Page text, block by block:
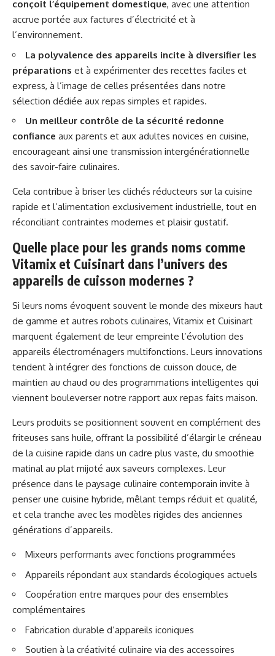
conçoit l’équipement domestique, avec une attention
accrue portée aux factures d’électricité et à
l’environnement.
La polyvalence des appareils incite à diversifier les
préparations et à expérimenter des recettes faciles et
express, à l’image de celles présentées dans notre
sélection dédiée aux repas simples et rapides.
Un meilleur contrôle de la sécurité redonne
confiance aux parents et aux adultes novices en cuisine,
encourageant ainsi une transmission intergénérationnelle
des savoir-faire culinaires.
Cela contribue à briser les clichés réducteurs sur la cuisine
rapide et l’alimentation exclusivement industrielle, tout en
réconciliant contraintes modernes et plaisir gustatif.
Quelle place pour les grands noms comme
Vitamix et Cuisinart dans l’univers des
appareils de cuisson modernes ?
Si leurs noms évoquent souvent le monde des mixeurs haut
de gamme et autres robots culinaires, Vitamix et Cuisinart
marquent également de leur empreinte l’évolution des
appareils électroménagers multifonctions. Leurs innovations
tendent à intégrer des fonctions de cuisson douce, de
maintien au chaud ou des programmations intelligentes qui
viennent bouleverser notre rapport aux repas faits maison.
Leurs produits se positionnent souvent en complément des
friteuses sans huile, offrant la possibilité d’élargir le créneau
de la cuisine rapide dans un cadre plus vaste, du smoothie
matinal au plat mijoté aux saveurs complexes. Leur
présence dans le paysage culinaire contemporain invite à
penser une cuisine hybride, mêlant temps réduit et qualité,
et cela tranche avec les modèles rigides des anciennes
générations d’appareils.
Mixeurs performants avec fonctions programmées
Appareils répondant aux standards écologiques actuels
Coopération entre marques pour des ensembles
complémentaires
Fabrication durable d’appareils iconiques
Soutien à la créativité culinaire via des accessoires